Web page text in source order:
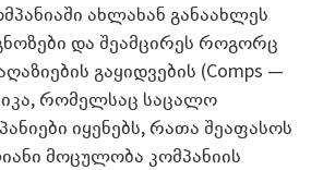
ახლახან განაახლეს
და შეამცირეს როგორც
გაყიდვების (Comps —
რომელსაც საცალო
იყენებს, რათა შეაფასოს
მოცულობა კომპანიის